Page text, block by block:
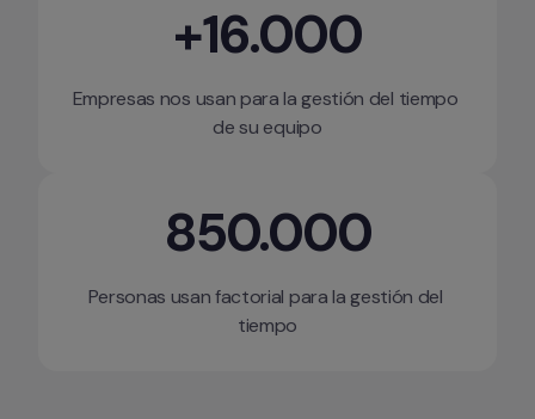
+16.000
Empresas nos usan para la gestión del tiempo
de su equipo
850.000
Personas usan factorial para la gestión del
tiempo